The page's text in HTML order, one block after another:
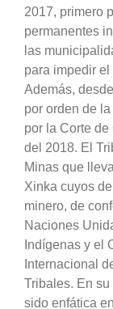
2017, primero
permanentes
las
para impedir
Además,
por orden de
por la Corte
del 2018. El
Minas que
Xinka cuyos
minero, de
Naciones
Indígenas y el
Internacional
Tribales. En
sido enfática